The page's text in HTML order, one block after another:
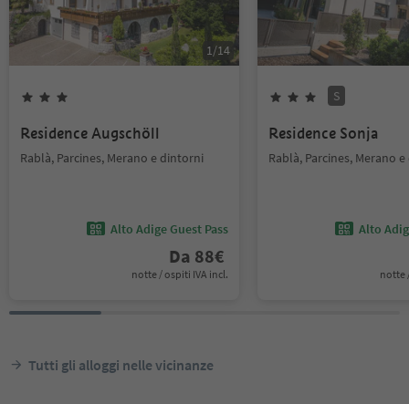
1 /14
Residence Augschöll
Rablà, Parcines, Merano e dintorni
Alto Adige Guest Pass
Da 88€
notte / ospiti IVA incl.
S
Residence Sonja
Rablà, Parcines, Merano
Alto
notte
Tutti gli alloggi nelle vicinanze